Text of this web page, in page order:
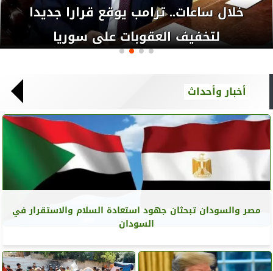
مقتل العشرات بقصف إسرائيلي استهدف
مقهى على شاطئ بحر مدينة غزة
أخبار وأحداث
مصر والسودان تبحثان جهود استعادة السلام والاستقرار في
السودان